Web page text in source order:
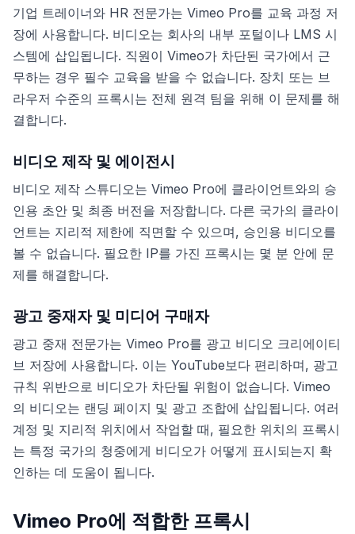
기업 트레이너와 HR 전문가는 Vimeo Pro를 교육 과정 저
장에 사용합니다. 비디오는 회사의 내부 포털이나 LMS 시
스템에 삽입됩니다. 직원이 Vimeo가 차단된 국가에서 근
무하는 경우 필수 교육을 받을 수 없습니다. 장치 또는 브
라우저 수준의 프록시는 전체 원격 팀을 위해 이 문제를 해
결합니다.
비디오 제작 및 에이전시
비디오 제작 스튜디오는 Vimeo Pro에 클라이언트와의 승
인용 초안 및 최종 버전을 저장합니다. 다른 국가의 클라이
언트는 지리적 제한에 직면할 수 있으며, 승인용 비디오를
볼 수 없습니다. 필요한 IP를 가진 프록시는 몇 분 안에 문
제를 해결합니다.
광고 중재자 및 미디어 구매자
광고 중재 전문가는 Vimeo Pro를 광고 비디오 크리에이티
브 저장에 사용합니다. 이는 YouTube보다 편리하며, 광고
규칙 위반으로 비디오가 차단될 위험이 없습니다. Vimeo
의 비디오는 랜딩 페이지 및 광고 조합에 삽입됩니다. 여러
계정 및 지리적 위치에서 작업할 때, 필요한 위치의 프록시
는 특정 국가의 청중에게 비디오가 어떻게 표시되는지 확
인하는 데 도움이 됩니다.
Vimeo Pro에 적합한 프록시